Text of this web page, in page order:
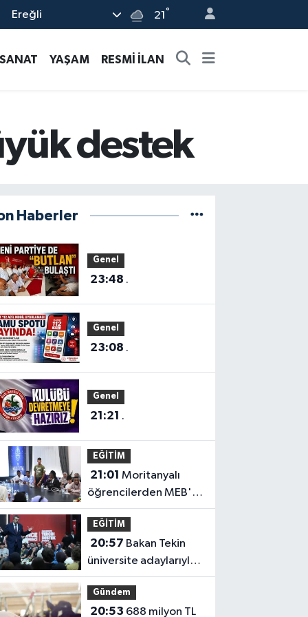
Ereğli 21 °
YAŞAM RESMİ İLAN
destek
Haberler
Genel
23:48 .
Genel
23:08 .
Genel
21:21 .
EĞİTİM
21:01 Moritanyalı
öğrencilerden MEB'e
ziyaret
EĞİTİM
20:57
üniversite adaylarıyla
tecrübe paylaştı
Gündem
20:53